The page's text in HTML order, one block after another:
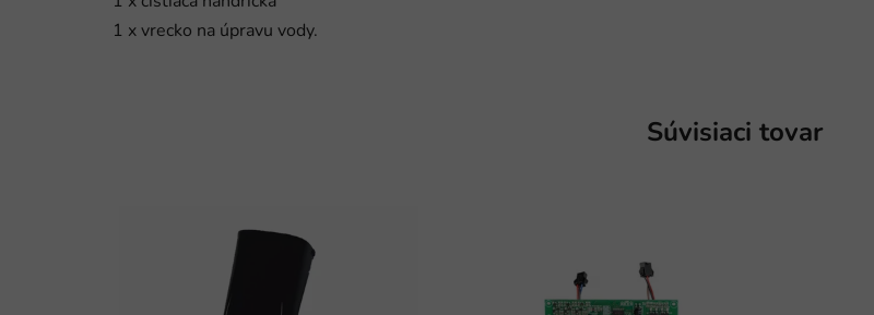
1 x vrecko na úpravu vody.
Súvisiaci tovar